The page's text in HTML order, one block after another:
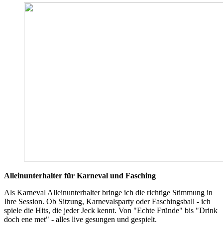
Alleinunterhalter für Karneval und Fasching
Als Karneval Alleinunterhalter bringe ich die richtige Stimmung in
Ihre Session. Ob Sitzung, Karnevalsparty oder Faschingsball - ich
spiele die Hits, die jeder Jeck kennt. Von "Echte Fründe" bis "Drink
doch ene met" - alles live gesungen und gespielt.